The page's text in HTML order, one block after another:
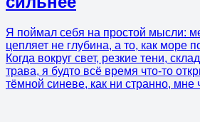
Я поймал себя на простой мысли:
цепляет не глубина, а то, как море
Когда вокруг свет, резкие тени,
трава, я будто всё время что-то
тёмной синеве, как ни странно, мне